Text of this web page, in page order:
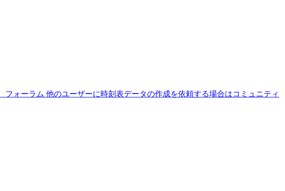
フォーラム 他のユーザーに時刻表データの作成を依頼する場合はコミュニティ